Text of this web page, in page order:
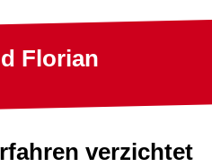
Florian
verzichtet